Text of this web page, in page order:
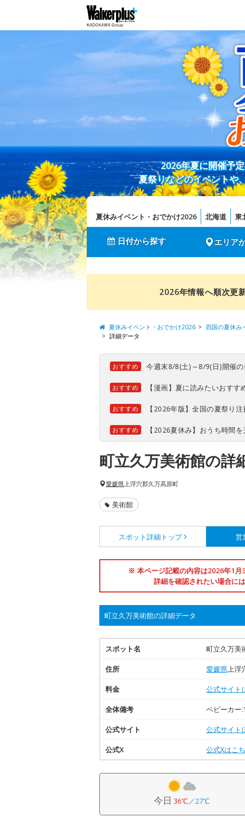
2026年夏に開催予
夏祭りなどのイベントや
夏休みイベント・おでかけ2026 北海道 東
日付から探す エリア
2026年情報へ順次更
夏休みイベント・おでかけ2026 四国の夏休み
詳細データ
おすすめ 今週末8/8(土)～8/9(日)開催
おすすめ 【漫画】夏に読みたいおすす
おすすめ 【2026年版】全国の夏祭り
おすすめ 【2026夏休み】おうち時間
町立久万美術館の詳
愛媛県上浮穴郡久万高原町
美術館
スポット詳細 トップ 営
※ 本ページ記載の内容は2026年1月
詳細を確認されたい場合に
町立久万美術館の詳細データ
スポット名 町立久万美
住所 愛媛県上浮
料金 公式サイト
全体備考 ベビーカー
公式サイト 公式サイト
公式X 公式Xはこ
今日 36℃／27℃